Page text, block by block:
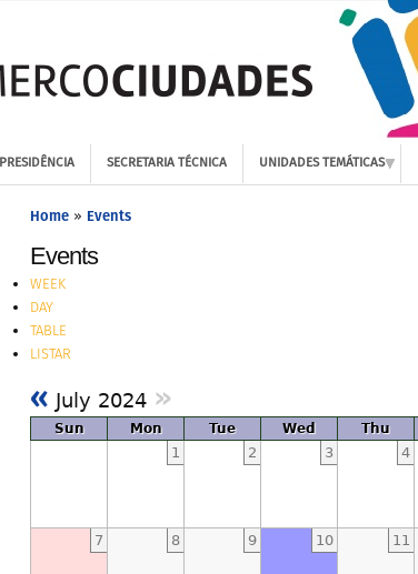
PRESIDÊNCIA SECRETARIA TÉCNICA UNIDADES TEMÁTICAS
Home » Events
Events
WEEK
DAY
TABLE
LISTAR
« July 2024 »
Sun Mon Tue Wed Thu
1 2 3 4
7 8 9 10 11